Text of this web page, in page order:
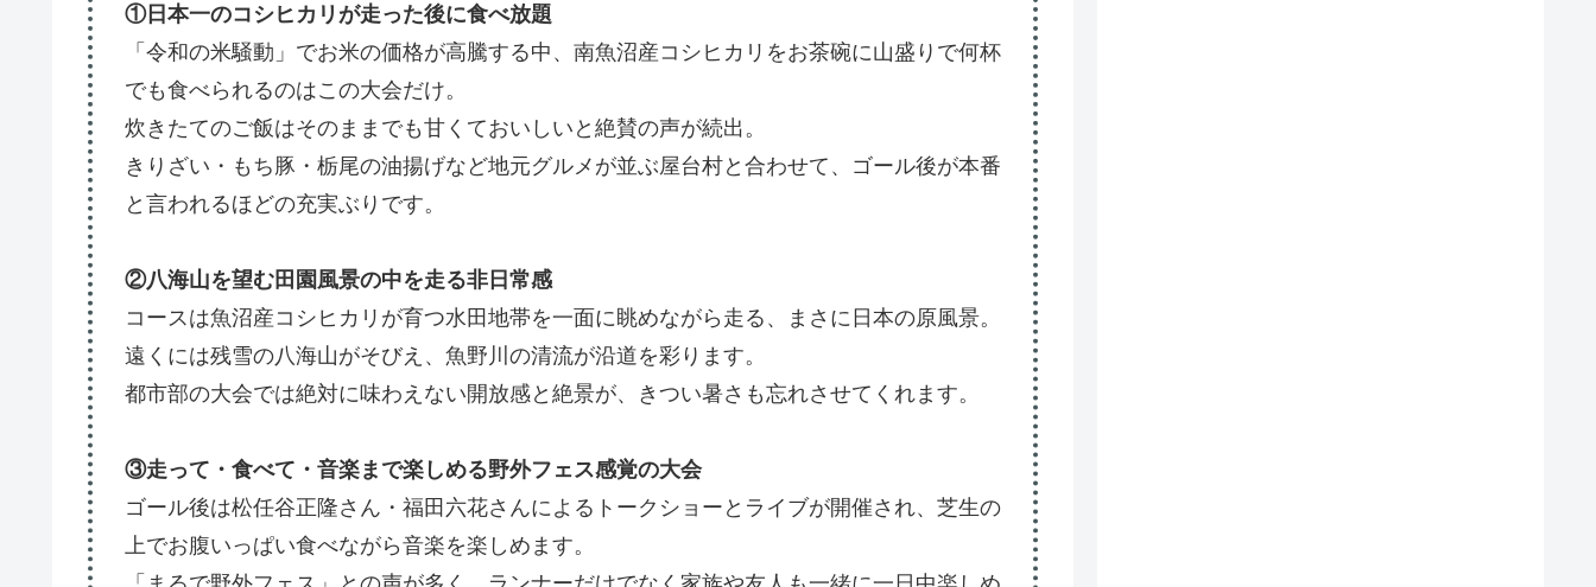
①日本一のコシヒカリが走った後に食べ放題
「令和の米騒動」でお米の価格が高騰する中、南魚沼産コシヒカリをお茶碗に山盛りで何杯
でも食べられるのはこの大会だけ。
炊きたてのご飯はそのままでも甘くておいしいと絶賛の声が続出。
きりざい・もち豚・栃尾の油揚げなど地元グルメが並ぶ屋台村と合わせて、ゴール後が本番
と言われるほどの充実ぶりです。
②八海山を望む田園風景の中を走る非日常感
コースは魚沼産コシヒカリが育つ水田地帯を一面に眺めながら走る、まさに日本の原風景。
遠くには残雪の八海山がそびえ、魚野川の清流が沿道を彩ります。
都市部の大会では絶対に味わえない開放感と絶景が、きつい暑さも忘れさせてくれます。
③走って・食べて・音楽まで楽しめる野外フェス感覚の大会
ゴール後は松任谷正隆さん・福田六花さんによるトークショーとライブが開催され、芝生の
上でお腹いっぱい食べながら音楽を楽しめます。